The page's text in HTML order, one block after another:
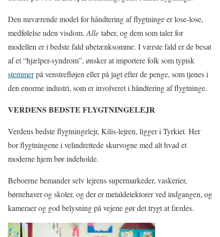
Den nuværende model for håndtering af flygtninge er lose-lose,
medfølelse uden visdom. Alle taber, og dem som taler for
modellen er i bedste fald ubetænksomme. I værste fald er de besat
af et “hjælper-syndrom”, ønsker at importere folk som typisk
stemmerpå venstrefløjen eller på jagt efter de penge, som tjenes i
den enorme industri, som er involveret i håndtering af flygtninge.
VERDENS BEDSTE FLYGTNINGELEJR
Verdens bedste flygtningelejr, Kilis-lejren, ligger i Tyrkiet. Her
bor flygtningene i velindrettede skurvogne med alt hvad et
moderne hjem bør indeholde.
Beboerne bemander selv lejrens supermarkeder, vaskerier,
børnehaver og skoler, og der er metaldetektorer ved indgangen, og
kameraer og god belysning på vejene gør det trygt at færdes.